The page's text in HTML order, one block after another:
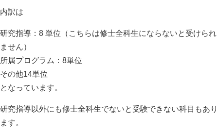
内訳は
研究指導：8 単位（こちらは修士全科生にならないと受けられ
ません）
所属プログラム：8単位
その他14単位
となっています。
研究指導以外にも修士全科生でないと受験できない科目もあり
ます。